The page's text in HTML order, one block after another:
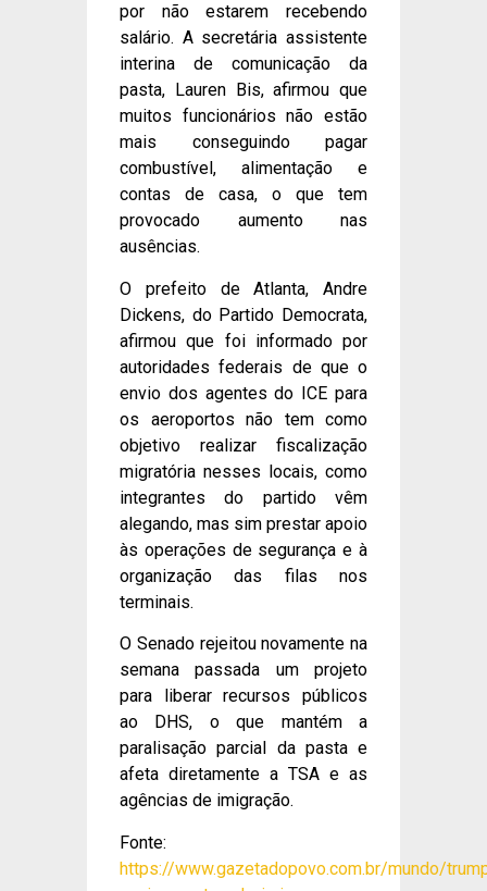
por não estarem recebendo
salário. A secretária assistente
interina de comunicação da
pasta, Lauren Bis, afirmou que
muitos funcionários não estão
mais conseguindo pagar
combustível, alimentação e
contas de casa, o que tem
provocado aumento nas
ausências.
O prefeito de Atlanta, Andre
Dickens, do Partido Democrata,
afirmou que foi informado por
autoridades federais de que o
envio dos agentes do ICE para
os aeroportos não tem como
objetivo realizar fiscalização
migratória nesses locais, como
integrantes do partido vêm
alegando, mas sim prestar apoio
às operações de segurança e à
organização das filas nos
terminais.
O Senado rejeitou novamente na
semana passada um projeto
para liberar recursos públicos
ao DHS, o que mantém a
paralisação parcial da pasta e
afeta diretamente a TSA e as
agências de imigração.
Fonte:
https://www.gazetadopovo.com.br/mundo/